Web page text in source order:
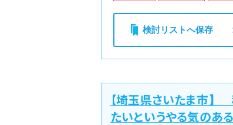
検討リストへ保存
【埼玉県さいたま市
たいというやる気のあ